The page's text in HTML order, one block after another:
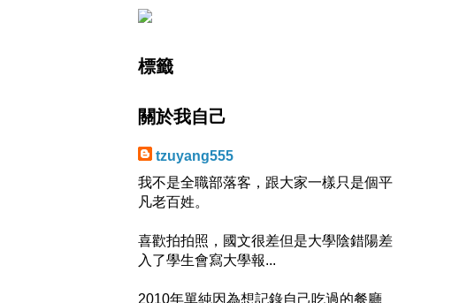
標籤
關於我自己
tzuyang555
我不是全職部落客，跟大家一樣只是個平
凡老百姓。
喜歡拍拍照，國文很差但是大學陰錯陽差
入了學生會寫大學報...
2010年單純因為想記錄自己吃過的餐廳